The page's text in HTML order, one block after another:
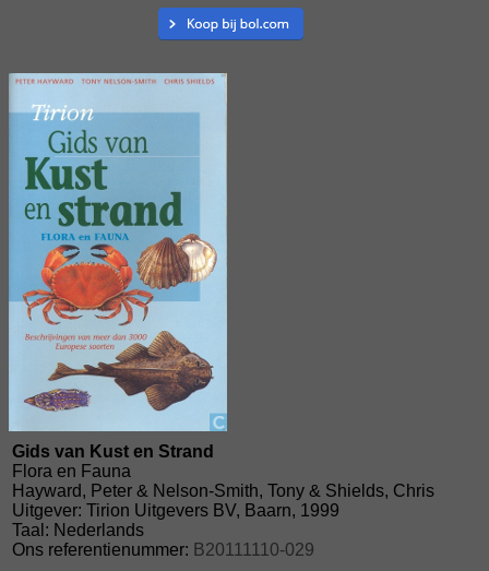
Gids van Kust en Strand
Flora en Fauna
Hayward, Peter & Nelson-Smith, Tony & Shields, Chris
Uitgever: Tirion Uitgevers BV, Baarn, 1999
Taal: Nederlands
Ons referentienummer: B20111110-029